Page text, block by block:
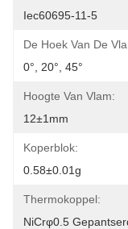
Iec60695-11-5
De Hoek Van De
0°, 20°, 45°
Hoogte Van Vlam:
12±1mm
Koperblok:
0.58±0.01g
Thermokoppel:
NiCrφ0.5